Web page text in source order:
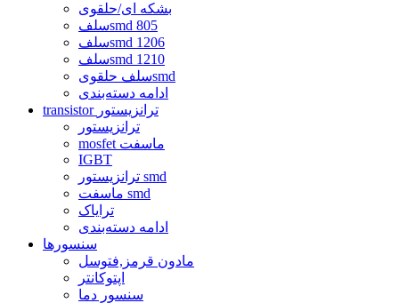
بشکه ای/حلقوی
سلفsmd 805
سلفsmd 1206
سلفsmd 1210
سلف حلقویsmd
ادامه دسته‌بندی
transistor ترانزیستور
ترانزیستور
mosfet ماسفت
IGBT
ترانزیستور smd
ماسفت smd
ترایاک
ادامه دسته‌بندی
سنسورها
مادون قرمز,فتوسل
اپتوکانتر
سنسور دما